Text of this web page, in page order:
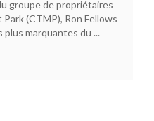
groupe de propriétaires
(CTMP), Ron Fellows
marquantes du ...